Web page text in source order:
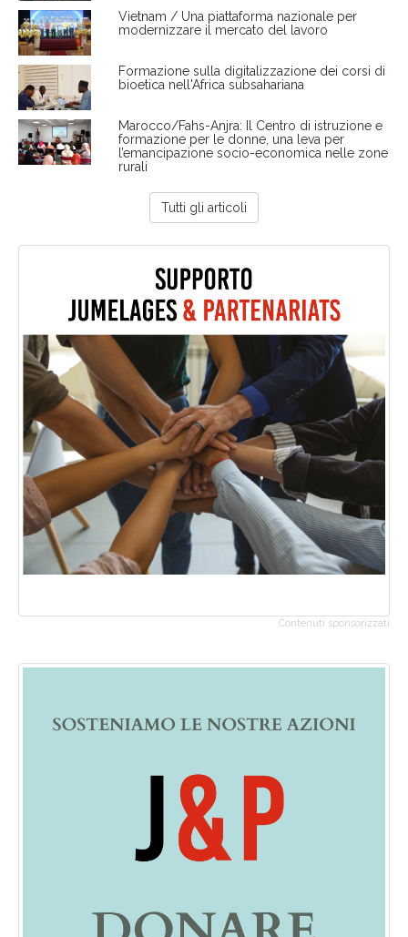
Vietnam / Una piattaforma nazionale per
modernizzare il mercato del lavoro
Formazione sulla digitalizzazione dei corsi di
bioetica nell'Africa subsahariana
Marocco/Fahs-Anjra: Il Centro di istruzione e
formazione per le donne, una leva per
l’emancipazione socio-economica nelle zone
rurali
Tutti gli articoli
Contenuti sponsorizzati